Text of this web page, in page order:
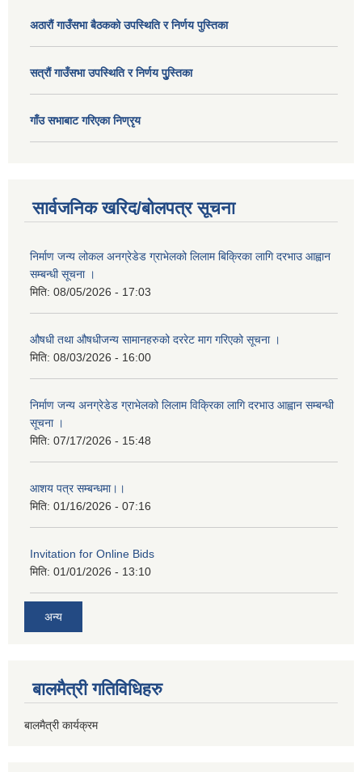
अठाराैं गाउँसभा बैठकको उपस्थिति र निर्णय पुस्तिका
सत्राैं गाउँसभा उपस्थिति र निर्णय पुु्स्तिका
गाँउ सभाबाट गरिएका निण्रृय
सार्वजनिक खरिद/बोलपत्र सूचना
निर्माण जन्य लोकल अनग्रेडेड ग्राभेलको लिलाम बिक्रिका लागि दरभाउ आह्वान
सम्बन्धी सूचना ।
मिति: 08/05/2026 - 17:03
औषधी तथा औषधीजन्य सामानहरुको दररेट माग गरिएको सूचना ।
मिति: 08/03/2026 - 16:00
निर्माण जन्य अनग्रेडेड ग्राभेलको लिलाम विक्रिका लागि दरभाउ आह्वान सम्बन्धी
सूचना ।
मिति: 07/17/2026 - 15:48
आशय पत्र सम्बन्धमा।।
मिति: 01/16/2026 - 07:16
Invitation for Online Bids
मिति: 01/01/2026 - 13:10
अन्य
बालमैत्री गतिविधिहरु
बालमैत्री कार्यक्रम